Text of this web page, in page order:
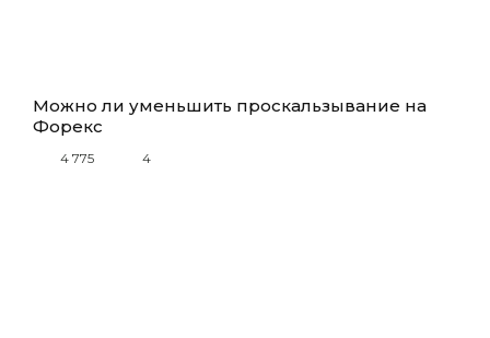
Можно ли уменьшить проскальзывание на
Форекс
4 775 4